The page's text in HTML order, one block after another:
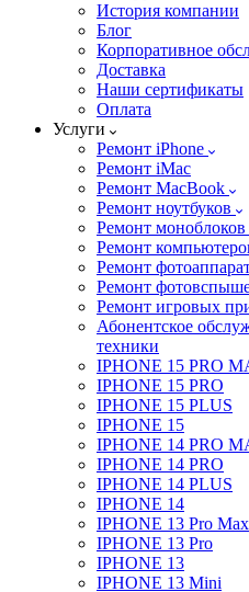
История компании
Блог
Корпоративное
Доставка
Наши сертификаты
Оплата
Услуги
Ремонт iPhone
Ремонт iMac
Ремонт MacBook
Ремонт ноутбуков
Ремонт моноблоков
Ремонт
Ремонт
Ремонт
Ремонт игровых
Абонентское
техники
IPHONE 15 PRO
IPHONE 15 PRO
IPHONE 15 PLUS
IPHONE 15
IPHONE 14 PRO
IPHONE 14 PRO
IPHONE 14 PLUS
IPHONE 14
IPHONE 13 Pro Max
IPHONE 13 Pro
IPHONE 13
IPHONE 13 Mini